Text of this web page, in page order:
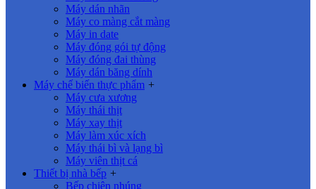
Máy dán nhãn
Máy co màng cắt màng
Máy in date
Máy đóng gói tự động
Máy đóng đai thùng
Máy dán băng dính
Máy chế biến thực phẩm +
Máy cưa xương
Máy thái thịt
Máy xay thịt
Máy làm xúc xích
Máy thái bì và lạng bì
Máy viên thịt cá
Thiết bị nhà bếp +
Bếp chiên nhúng